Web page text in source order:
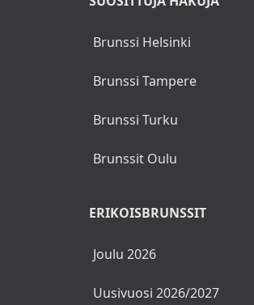
parmesania ja paahdettua voita
Lime-juustokakkua amerikan
Brunssi Helsinki
Brunssi Tampere
Brunssi Turku
Brunssit Oulu
ERIKOISBRUNSSIT
Joulu 2026
Uusivuosi 2026/2027